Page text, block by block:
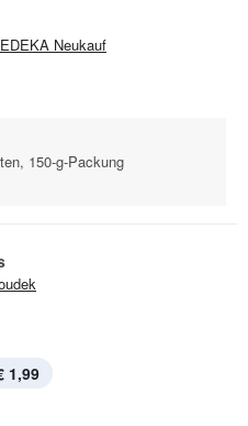
EDEKA Neukauf
150-g-Packung
1,99